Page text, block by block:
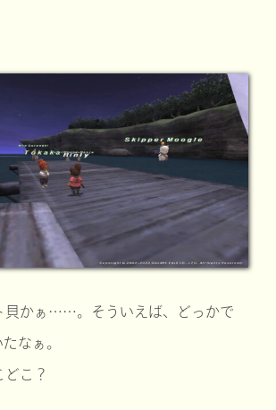
貝かぁ……。そういえば、どっかで
なぁ。
どこ？